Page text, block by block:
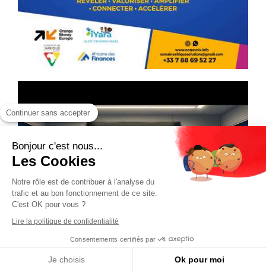
Continuer sans accepter
Bonjour c'est nous...
Les Cookies
Notre rôle est de contribuer à l'analyse du
trafic et au bon fonctionnement de ce site.
C'est OK pour vous ?
Lire la politique de confidentialité
Consentements certifiés par
Je choisis Ok pour moi